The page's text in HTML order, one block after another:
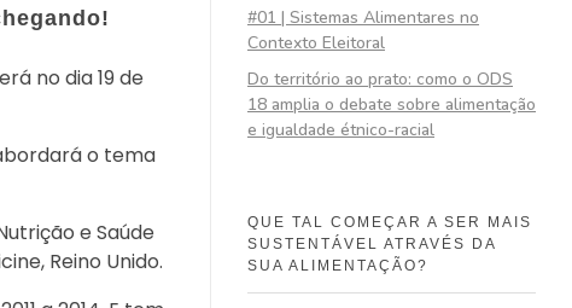
no dia 19 de
o tema
e Saúde
Reino Unido.
#01 | Sistemas Alimentares no
Contexto Eleitoral
Do território ao prato: como o ODS
18 amplia o debate sobre alimentação
e igualdade étnico-racial
QUE TAL COMEÇAR A SER MAIS
SUSTENTÁVEL ATRAVÉS DA
SUA ALIMENTAÇÃO?